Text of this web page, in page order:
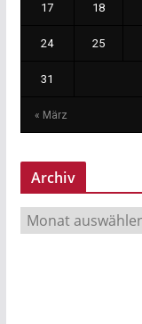
« März
17 18
24 25
31
Archiv
r